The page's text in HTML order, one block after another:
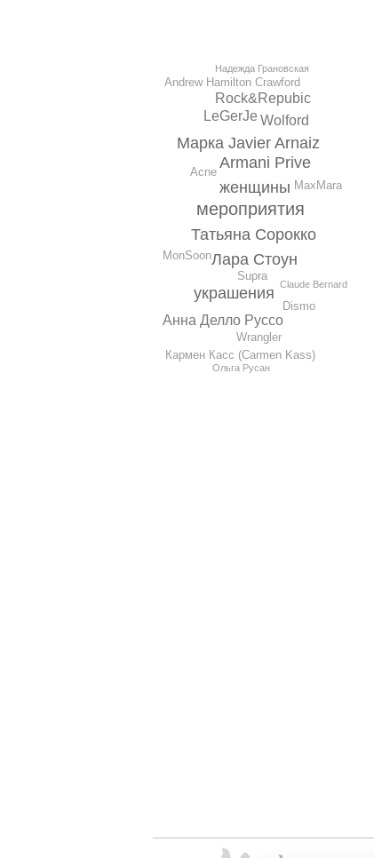
мероприятия
Татьяна Сорокко
женщины
Лара Стоун
Armani Prive
Марка Javier Arnaiz
украшения
LeGerJe
Rock&Repubic
Wolford
Анна Делло Руссо
Andrew Hamilton Crawford
Acne
Wrangler
Supra
Кармен Касс (Carmen Kass)
MonSoon
MaxMara
Dismo
Надежда Грановская
Claude Bernard
Ольга Русан